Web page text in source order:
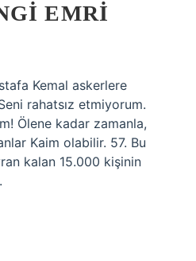
EMRI
Kemal askerlere
rahatsız etmiyorum.
Ölene kadar zamanla,
Kaim olabilir. 57. Bu
kalan 15.000 kişinin